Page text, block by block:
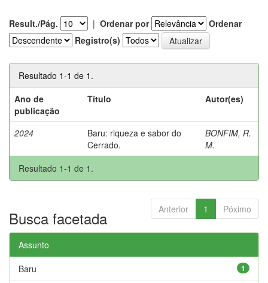
Result./Pág. | Ordenar por
Ordenar
Registro(s)
Resultado 1-1 de 1.
Ano de
publicação
Título Autor(es)
2024
Baru: riqueza e sabor do
Cerrado.
BONFIM, R.
M.
Resultado 1-1 de 1.
Anterior 1 Póximo
Busca facetada
Assunto
1
Baru